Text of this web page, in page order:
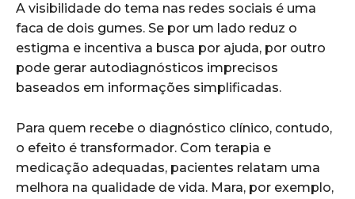
A visibilidade do tema nas redes sociais é uma
faca de dois gumes. Se por um lado reduz o
estigma e incentiva a busca por ajuda, por outro
pode gerar autodiagnósticos imprecisos
baseados em informações simplificadas.
Para quem recebe o diagnóstico clínico, contudo,
o efeito é transformador. Com terapia e
medicação adequadas, pacientes relatam uma
melhora na qualidade de vida. Mara, por exemplo,